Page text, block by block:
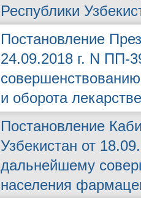
Республики
Постановление
24.09.2018 г. N ПП-
и оборота
Постановление
Узбекистан от
дальнейшему
населения